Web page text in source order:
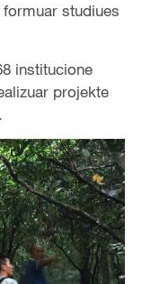
studiues
institucione
projekte